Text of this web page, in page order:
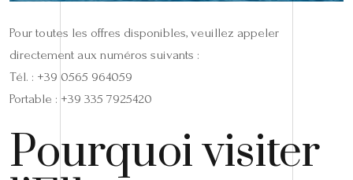
Pour toutes les offres disponibles, veuillez appeler
directement aux numéros suivants :
Tél. : +39 0565 964059
Portable : +39 335 7925420
Pourquoi visiter